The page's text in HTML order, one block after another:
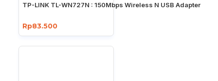
TP-LINK TL-WN727N : 150Mbps Wireless N USB Adapter
Rp83.500